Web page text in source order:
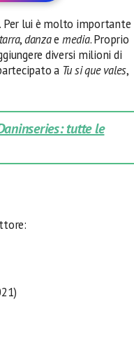
Per lui è molto importante
,danzae media. Proprio
diversi milioni di
a Tu si que vales,
tutte le